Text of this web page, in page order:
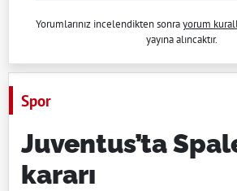
Yorumlarınız incelendikten sonrayorum
yayına alıncaktır.
Spor
Juventus’ta
kararı